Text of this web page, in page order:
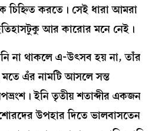
করতে। সেই ধারা আমরা
আর কারোর মনে নেই।
না থাকলে এ-উৎসব হয় না, তাঁর
মতে এঁর নামটি আসলে সন্ত
ইনি তৃতীয় শতাব্দীর একজন
উপহার দিতে ভালবাসতেন